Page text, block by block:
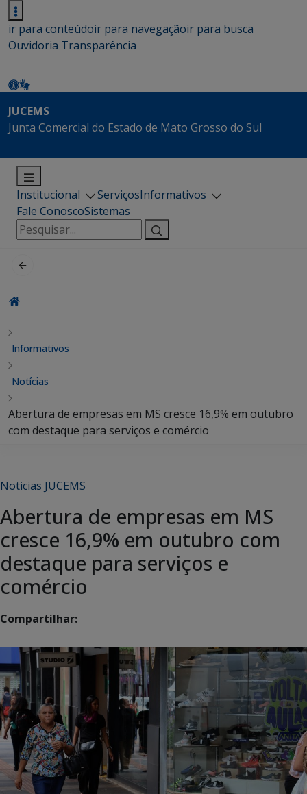
ir para conteúdoir para navegaçãoir para busca
Ouvidoria Transparência
JUCEMS
Junta Comercial do Estado de Mato Grosso do Sul
Institucional ServiçosInformativos
Fale ConoscoSistemas
Pesquisar
por:
Informativos
Notícias
Abertura de empresas em MS cresce 16,9% em outubro
com destaque para serviços e comércio
Noticias JUCEMS
Abertura de empresas em MS
cresce 16,9% em outubro com
destaque para serviços e
comércio
Compartilhar: